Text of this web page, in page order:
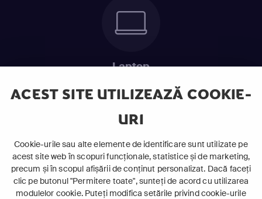
ACEST SITE UTILIZEAZĂ COOKIE-
URI
Cookie-urile sau alte elemente de identificare sunt utilizate pe
acest site web în scopuri funcționale, statistice și de marketing,
precum și în scopul afișării de conținut personalizat. Dacă faceți
clic pe butonul "Permitere toate", sunteți de acord cu utilizarea
modulelor cookie. Puteți modifica setările privind cookie-urile
Laptop
ABONEAZĂ-TE ACUM
Cerințe de sistem